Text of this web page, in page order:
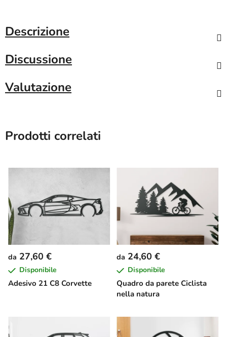
Descrizione
Discussione
Valutazione
Prodotti correlati
Adesivo 21 C8 Corvette
da 27,60 €
Disponibile
Quadro da parete Ciclista
nella natura
da 24,60 €
Disponibile